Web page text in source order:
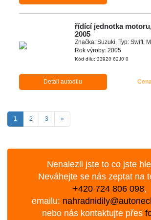
řídící jednotka
2005
Značka: Suzuki, Typ: Swift,
Rok výroby: 2005
Kód dílu: 33920 62J0 0
Detail autodílu
1 (aktuální)
2 3 »Další
Nenalezli jste to co jste
Neváhejte se nás zeptat na
+420 724 806 098,
emailu:
nebo nás kontaktujte přes